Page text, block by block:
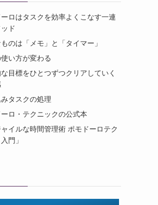
ロはタスクを効率よくこなす一連
ド
のは「メモ」と「タイマー」
い方が変わる
目標をひとつずつクリアしていく
タスクの処理
ロ・テクニックの公式本
ャイルな時間管理術 ポモドーロテク
門」